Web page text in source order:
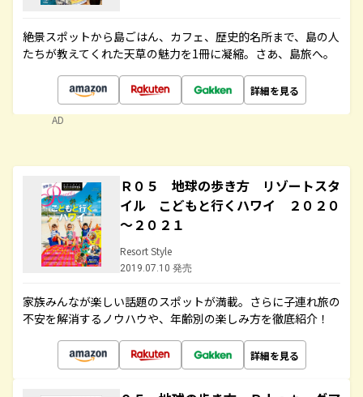
絶景スポットから島ごはん、カフェ、歴史的名所まで、島の人
たちが教えてくれた天草の魅力を1冊に凝縮。さあ、島旅へ。
詳細を見る
AD
Ｒ０５ 地球の歩き方 リゾートスタ
イル こどもと行くハワイ ２０２０
～２０２１
Resort Style
2019.07.10 発売
家族みんなが楽しい話題のスポットが満載。さらに子連れ旅の
不安を解消するノウハウや、年齢別の楽しみ方を徹底紹介！
詳細を見る